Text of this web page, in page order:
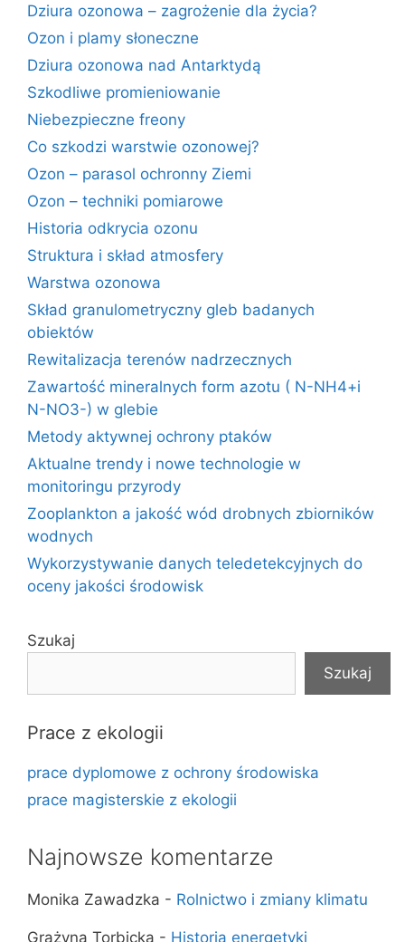
Dziura ozonowa – zagrożenie dla życia?
Ozon i plamy słoneczne
Dziura ozonowa nad Antarktydą
Szkodliwe promieniowanie
Niebezpieczne freony
Co szkodzi warstwie ozonowej?
Ozon – parasol ochronny Ziemi
Ozon – techniki pomiarowe
Historia odkrycia ozonu
Struktura i skład atmosfery
Warstwa ozonowa
Skład granulometryczny gleb badanych
obiektów
Rewitalizacja terenów nadrzecznych
Zawartość mineralnych form azotu ( N-NH4+i
N-NO3-) w glebie
Metody aktywnej ochrony ptaków
Aktualne trendy i nowe technologie w
monitoringu przyrody
Zooplankton a jakość wód drobnych zbiorników
wodnych
Wykorzystywanie danych teledetekcyjnych do
oceny jakości środowisk
Szukaj
Szukaj
Prace z ekologii
prace dyplomowe z ochrony środowiska
prace magisterskie z ekologii
Najnowsze komentarze
Monika Zawadzka - Rolnictwo i zmiany klimatu
Grażyna Torbicka - Historia energetyki